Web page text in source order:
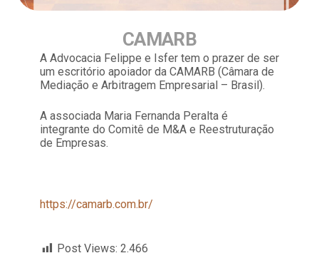
CAMARB
A Advocacia Felippe e Isfer tem o prazer de ser
um escritório apoiador da CAMARB (Câmara de
Mediação e Arbitragem Empresarial – Brasil).
A associada Maria Fernanda Peralta é
integrante do Comitê de M&A e Reestruturação
de Empresas.
https://camarb.com.br/
Post Views: 2.466